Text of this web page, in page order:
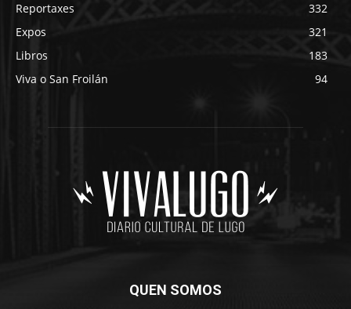
Reportaxes
332
Expos
321
Libros
183
Viva o San Froilán
94
QUEN SOMOS